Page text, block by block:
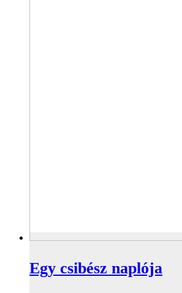
Egy csibész naplója